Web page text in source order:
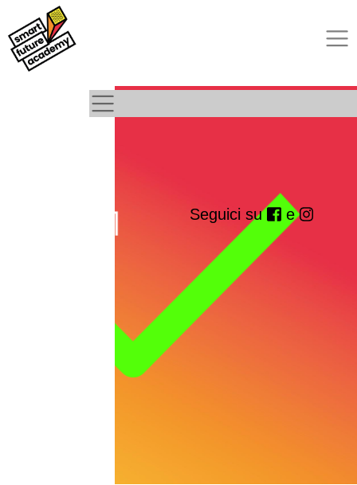
Seguici su e